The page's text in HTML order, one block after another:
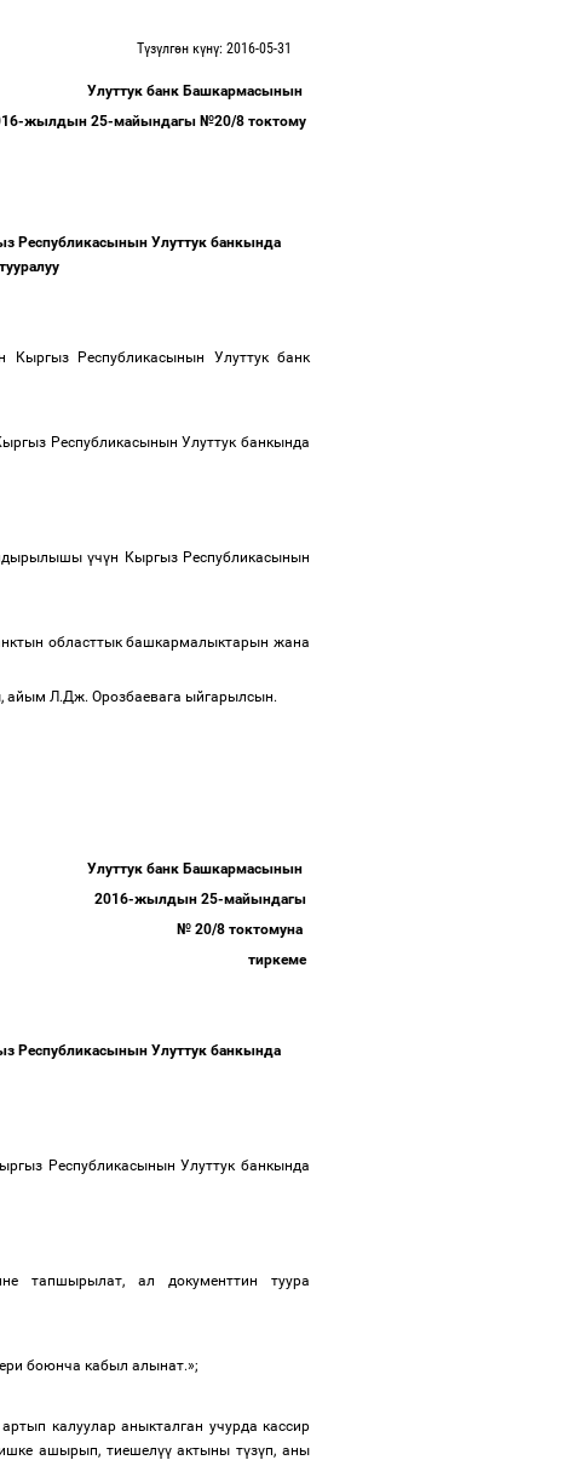
Түзүлгөн күнү: 2016-05-31
Улуттук банк Башкармасынын
жылдын 25-майындагы №20/8 токтому
Республикасынын Улуттук банкында
тууралуу
Кыргыз Республикасынын Улуттук банк
Республикасынын Улуттук банкында
үчүн Кыргыз Республикасынын
областтык башкармалыктарын жана
, айым Л.Дж. Орозбаевага ыйгарылсын.
Улуттук банк Башкармасынын
2016-жылдын 25-майындагы
№ 20/8 токтомуна
тиркеме
Республикасынын Улуттук банкында
Республикасынын Улуттук банкында
тапшырылат, ал документтин
туура
боюнча кабыл алынат.»;
артып калуулар аныкталган учурда кассир
ишке ашырып, тиешелүү актыны түзүп,аны